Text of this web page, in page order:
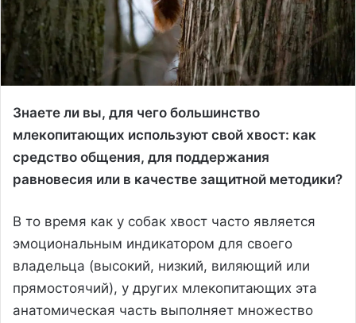
Знаете ли вы, для чего большинство
млекопитающих используют свой хвост: как
средство общения, для поддержания
равновесия или в качестве защитной методики?
В то время как у собак хвост часто является
эмоциональным индикатором для своего
владельца (высокий, низкий, виляющий или
прямостоячий), у других млекопитающих эта
анатомическая часть выполняет множество